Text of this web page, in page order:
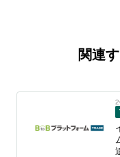
関連